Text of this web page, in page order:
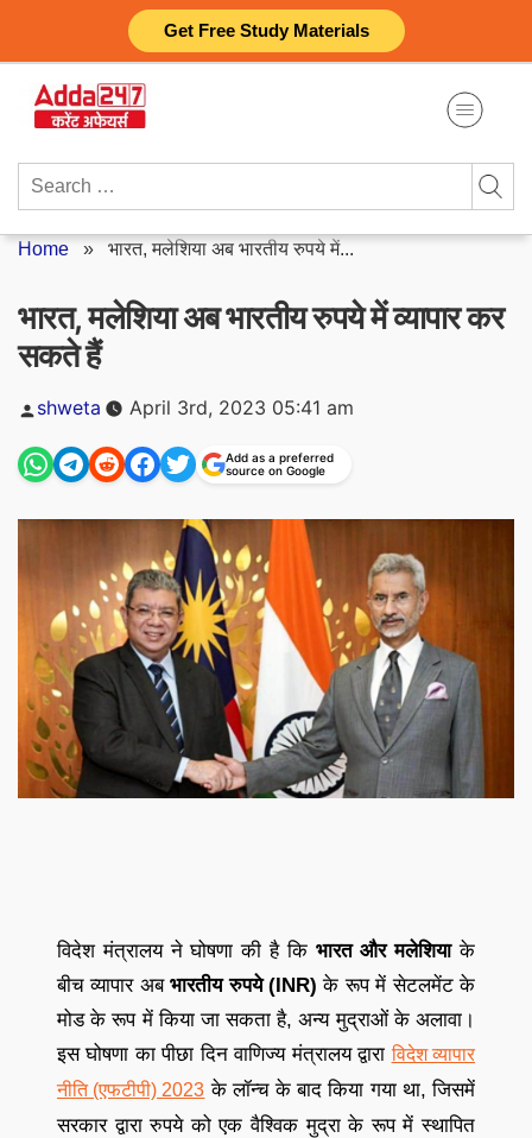
Get Free Study Materials
content
Search
Home » भारत, मलेशिया अब भारतीय रुपये में...
भारत, मलेशिया अब भारतीय रुपये में व्यापार कर
सकते हैं
Posted
by
shweta April 3rd, 2023 05:41 am
Add as a preferred
source on Google
विदेश मंत्रालय ने घोषणा की है कि भारत और मलेशियाके
बीच व्यापार अबभारतीय रुपये (INR) के रूप में सेटलमेंट के
मोड के रूप में किया जा सकता है, अन्य मुद्राओं के अलावा।
इस घोषणा का पीछा दिन वाणिज्य मंत्रालय द्वाराविदेश व्यापार
नीति (एफटीपी) 2023 के लॉन्च के बाद किया गया था, जिसमें
सरकार द्वारा रुपये को एक वैश्विक मुद्रा के रूप में स्थापित